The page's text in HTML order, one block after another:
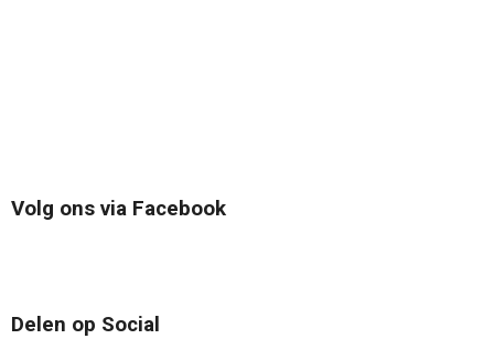
Volg ons via Facebook
Delen op Social